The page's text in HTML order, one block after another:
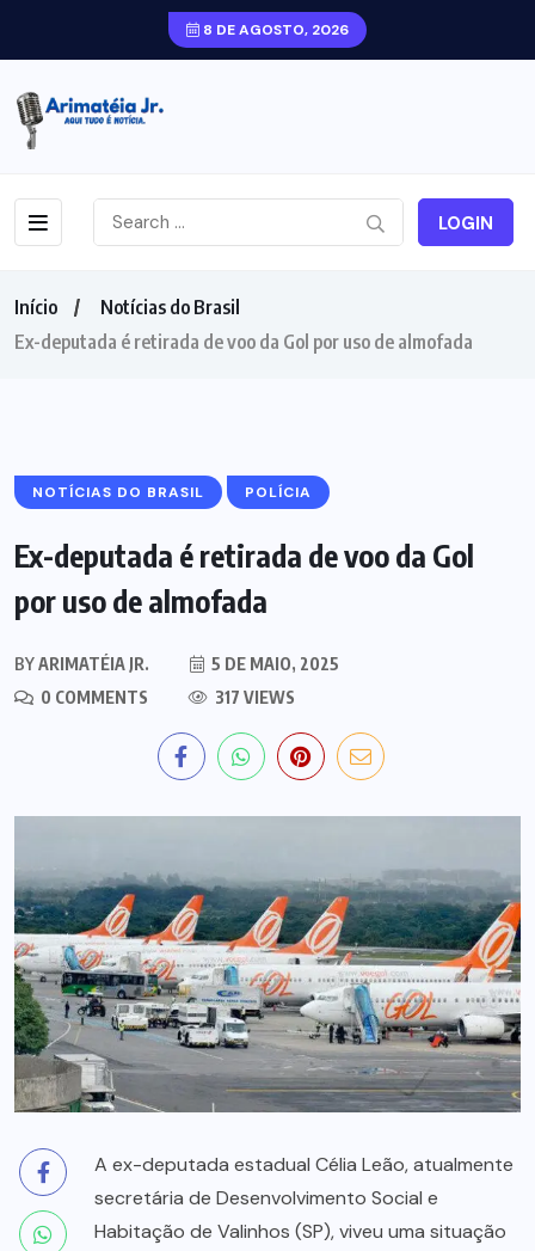
8 DE AGOSTO, 2026
LOGIN
Início
Notícias do Brasil
Ex-deputada é retirada de voo da Gol por uso de almofada
NOTÍCIAS DO BRASIL POLÍCIA
Ex-deputada é retirada de voo da Gol
por uso de almofada
BYARIMATÉIA JR.
5 DE MAIO, 2025
0 COMMENTS
317 VIEWS
A ex-deputada estadual Célia Leão, atualmente
secretária de Desenvolvimento Social e
Habitação de Valinhos (SP), viveu uma situação